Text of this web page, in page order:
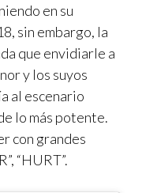
en su
sin embargo, la
que envidiarle a
y los suyos
al escenario
lo más potente.
con grandes
“HURT”.